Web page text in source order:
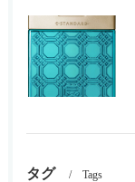
タグ Tags